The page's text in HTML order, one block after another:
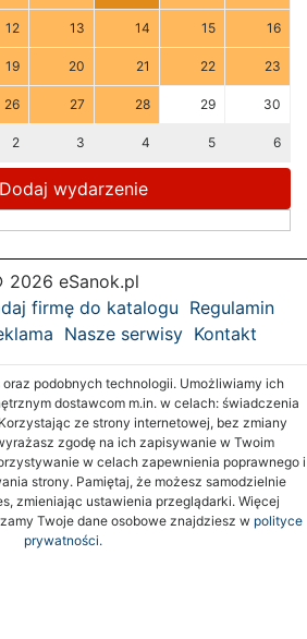
12 13 14 15 16
19 20 21 22 23
26 27 28 29 30
2 3 4 5 6
wydarzenie
2026 eSanok.pl
firmę do katalogu Regulamin
Nasze serwisy Kontakt
podobnych technologii. Umożliwiamy ich
dostawcom m.in. w celach: świadczenia
ze strony internetowej, bez zmiany
zgodę na ich zapisywanie w Twoim
w celach zapewnienia poprawnego i
strony. Pamiętaj, że możesz samodzielnie
zmieniając ustawienia przeglądarki. Więcej
Twoje dane osobowe znajdziesz w polityce
prywatności.